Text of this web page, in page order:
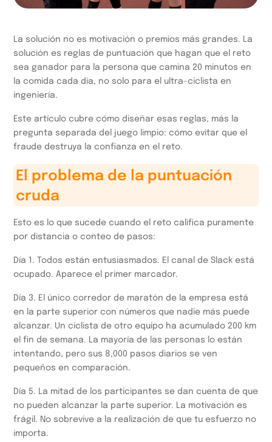
La solución no es motivación o premios más grandes. La
solución es reglas de puntuación que hagan que el reto
sea ganador para la persona que camina 20 minutos en
la comida cada día, no solo para el ultra-ciclista en
ingeniería.
Este artículo cubre cómo diseñar esas reglas, más la
pregunta separada del juego limpio: cómo evitar que el
fraude destruya la confianza en el reto.
El problema de la puntuación
cruda
Esto es lo que sucede cuando el reto califica puramente
por distancia o conteo de pasos:
Día 1. Todos están entusiasmados. El canal de Slack está
ocupado. Aparece el primer marcador.
Día 3. El único corredor de maratón de la empresa está
en la parte superior con números que nadie más puede
alcanzar. Un ciclista de otro equipo ha acumulado 200 km
el fin de semana. La mayoría de las personas lo están
intentando, pero sus 8,000 pasos diarios se ven
pequeños en comparación.
Día 5. La mitad de los participantes se dan cuenta de que
no pueden alcanzar la parte superior. La motivación es
frágil. No sobrevive a la realización de que tu esfuerzo no
importa.